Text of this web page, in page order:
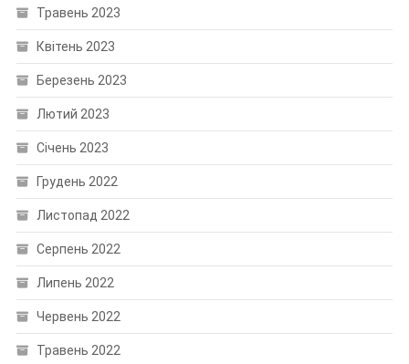
Травень 2023
Квітень 2023
Березень 2023
Лютий 2023
Січень 2023
Грудень 2022
Листопад 2022
Серпень 2022
Липень 2022
Червень 2022
Травень 2022